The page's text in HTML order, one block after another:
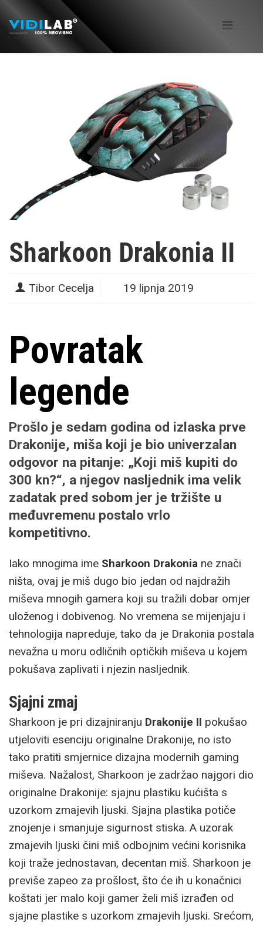
Sharkoon Drakonia II
Tibor Cecelja 19 lipnja 2019
Povratak
legende
Prošlo je sedam godina od izlaska prve
Drakonije, miša koji je bio univerzalan
odgovor na pitanje: „Koji miš kupiti do
300 kn?“, a njegov nasljednik ima velik
zadatak pred sobom jer je tržište u
međuvremenu postalo vrlo
kompetitivno.
Iako mnogima ime Sharkoon Drakonia ne znači
ništa, ovaj je miš dugo bio jedan od najdražih
miševa mnogih gamera koji su tražili dobar omjer
uloženog i dobivenog. No vremena se mijenjaju i
tehnologija napreduje, tako da je Drakonia postala
nevažna u moru odličnih optičkih miševa u kojem
pokušava zaplivati i njezin nasljednik.
Sjajni zmaj
Sharkoon je pri dizajniranju Drakonije II pokušao
utjeloviti esenciju originalne Drakonije, no isto
tako pratiti smjernice dizajna modernih gaming
miševa. Nažalost, Sharkoon je zadržao najgori dio
originalne Drakonije: sjajnu plastiku kućišta s
uzorkom zmajevih ljuski. Sjajna plastika potiče
znojenje i smanjuje sigurnost stiska. A uzorak
zmajevih ljuski čini miš odbojnim većini korisnika
koji traže jednostavan, decentan miš. Sharkoon je
previše zapeo za prošlost, što će ih u konačnici
koštati jer malo koji gamer želi miš izrađen od
sjajne plastike s uzorkom zmajevih ljuski. Srećom,